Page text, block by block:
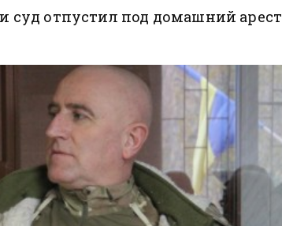
суд отпустил под домашний арест